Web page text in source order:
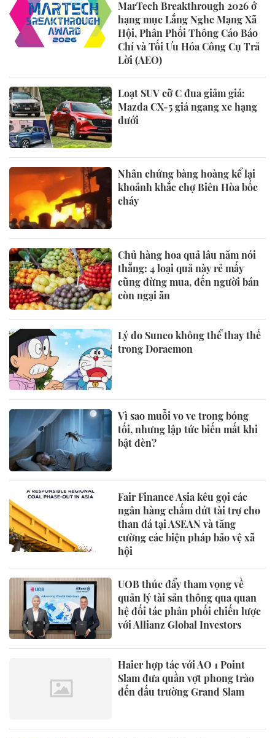
MarTech Breakthrough 2026 ở
hạng mục Lắng Nghe Mạng Xã
Hội, Phân Phối Thông Cáo Báo
Chí và Tối Ưu Hóa Công Cụ Trả
Lời (AEO)
Loạt SUV cỡ C đua giảm giá:
Mazda CX-5 giá ngang xe hạng
dưới
Nhân chứng bàng hoàng kể lại
khoảnh khắc chợ Biên Hòa bốc
cháy
Chủ hàng hoa quả lâu năm nói
thẳng: 4 loại quả này rẻ mấy
cũng đừng mua, đến người bán
còn ngại ăn
Lý do Suneo không thể thay thế
trong Doraemon
Vì sao muỗi vo ve trong bóng
tối, nhưng lập tức biến mất khi
bật đèn?
Fair Finance Asia kêu gọi các
ngân hàng chấm dứt tài trợ cho
than đá tại ASEAN và tăng
cường các biện pháp bảo vệ xã
hội
UOB thúc đẩy tham vọng về
quản lý tài sản thông qua quan
hệ đối tác phân phối chiến lược
với Allianz Global Investors
Haier hợp tác với AO 1 Point
Slam đưa quần vợt phong trào
đến đấu trường Grand Slam